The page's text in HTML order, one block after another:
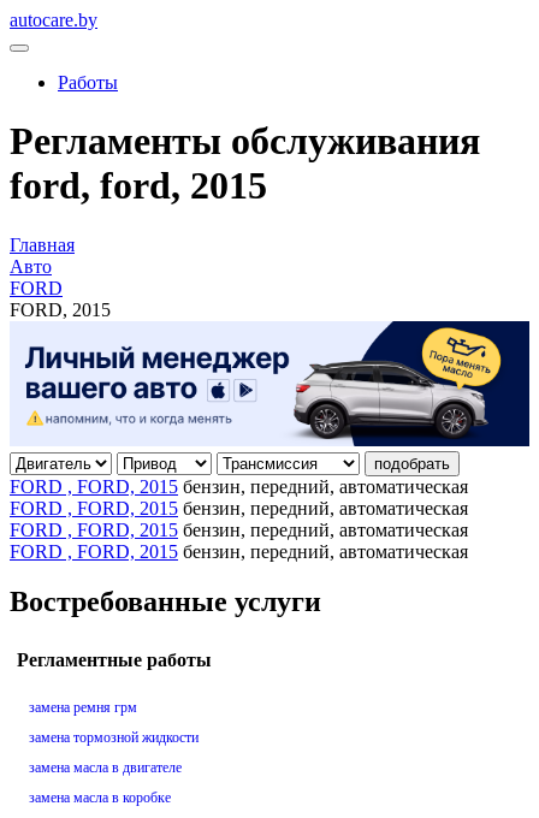
autocare.by
Работы
Регламенты обслуживания
ford, ford, 2015
Главная
Авто
FORD
FORD, 2015
подобрать
FORD , FORD, 2015 бензин, передний, автоматическая
FORD , FORD, 2015 бензин, передний, автоматическая
FORD , FORD, 2015 бензин, передний, автоматическая
FORD , FORD, 2015 бензин, передний, автоматическая
Востребованные услуги
Регламентные работы
замена ремня грм
замена тормозной жидкости
замена масла в двигателе
замена масла в коробке